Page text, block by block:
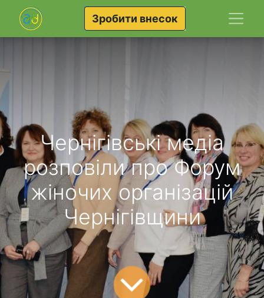
Зробити внесок
Чернігівські медіа
розповіли про Форум
жіночих організацій
Чернігівщини